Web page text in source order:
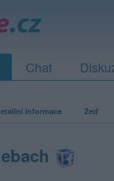
Chat
informace Zeď